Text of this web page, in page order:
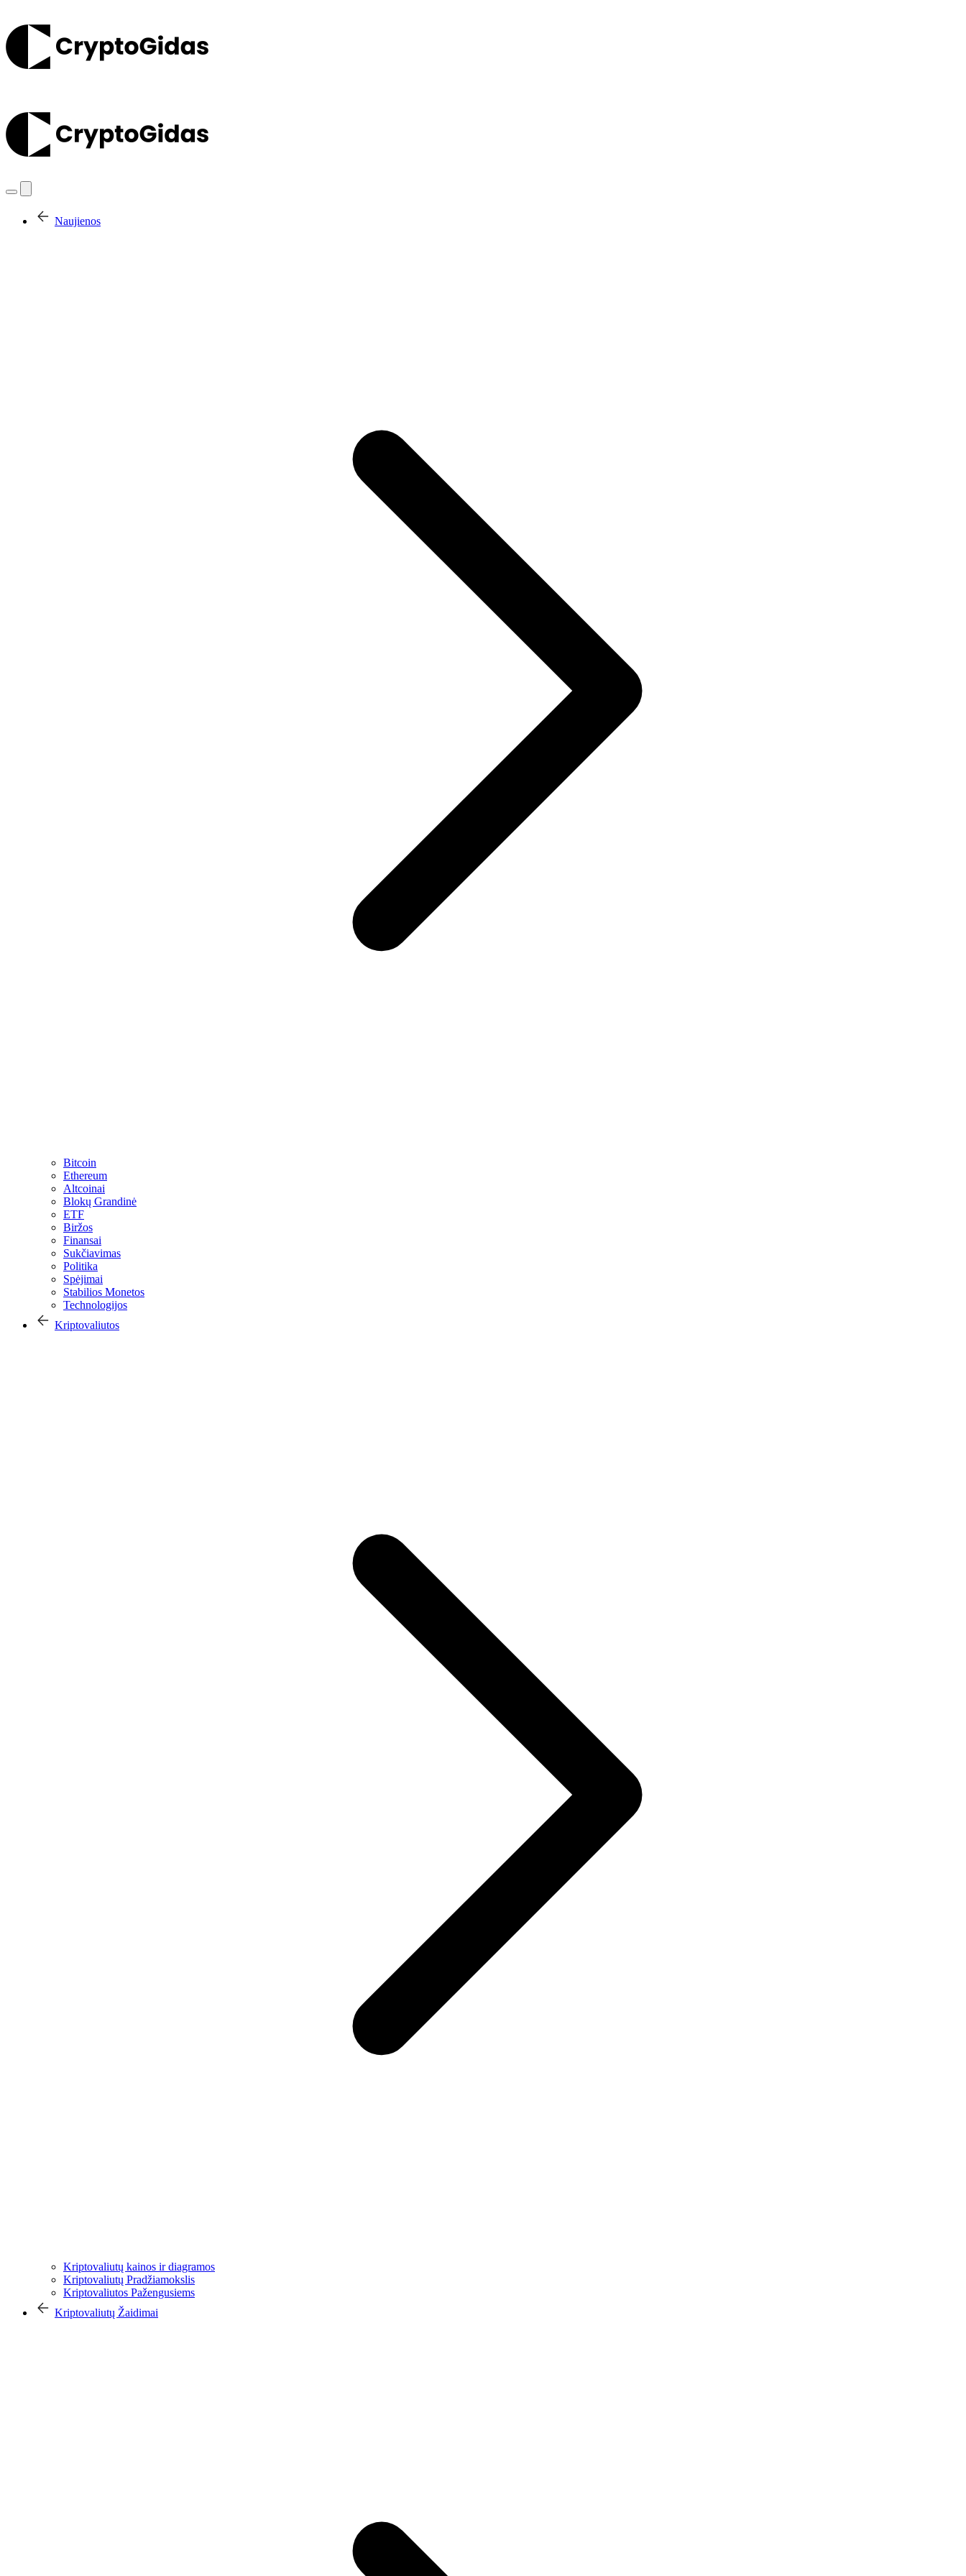
Naujienos
Bitcoin
Ethereum
Altcoinai
Blokų Grandinė
ETF
Biržos
Finansai
Sukčiavimas
Politika
Spėjimai
Stabilios Monetos
Technologijos
Kriptovaliutos
Kriptovaliutų kainos ir diagramos
Kriptovaliutų Pradžiamokslis
Kriptovaliutos Pažengusiems
Kriptovaliutų Žaidimai